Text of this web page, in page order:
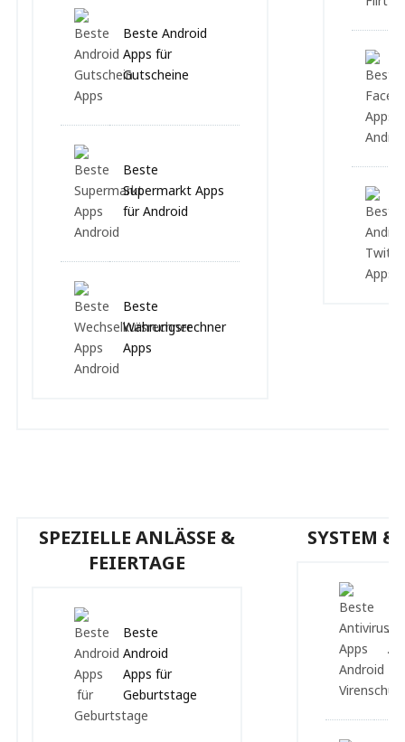
Beste Android
Apps für
Gutscheine
Beste
Supermarkt Apps
für Android
Beste
Währungsrechner
Apps
SPEZIELLE ANLÄSSE &
FEIERTAGE
Beste
Android
Apps für
Geburtstage
SYSTEM &